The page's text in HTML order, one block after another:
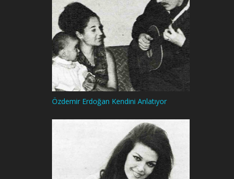
Özdemir Erdoğan Kendini Anlatıyor